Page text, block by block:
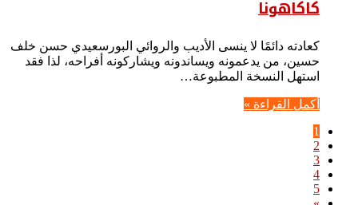
كاكاهونا
كعادته دائمًا لا ينسى الأديب والروائي البورسعيدي حسن خلف
حسين، من يدعمونه ويساندونه ويشاركونه أفراحه، لذا فقد
استهل النسخة المطبوعة…
أكمل القراءة »
1
2
3
4
5